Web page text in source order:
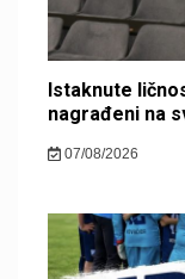
Istaknute
nagrađeni na
07/08/2026